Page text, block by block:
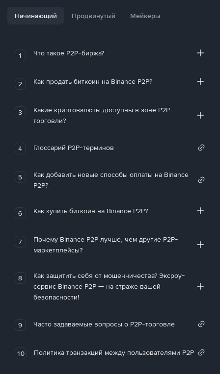
Начинающий Продвинутый Мейкеры
1 Что такое P2P-биржа?
2 Как продать биткоин на Binance P2P?
3
Какие криптовалюты доступны в зоне P2P-
торговли?
4 Глоссарий P2P-терминов
5
Как добавить новые способы оплаты на Binance
P2P?
6 Как купить биткоин на Binance P2P?
7
Почему Binance P2P лучше, чем другие P2P-
маркетплейсы?
8
Как защитить себя от мошенничества? Эксроу-
сервис Binance P2P — на страже вашей
безопасности!
9 Часто задаваемые вопросы о P2P-торговле
10 Политика транзакций между пользователями P2P